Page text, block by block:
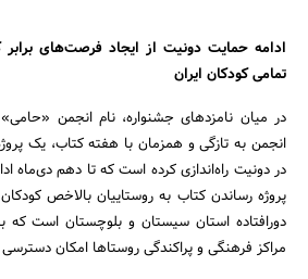
ادامه حمایت دونیت از ایجاد فرصت‌های
تمامی کودکان ایران
در میان نامزدهای جشنواره، نام انجمن
انجمن به تازگی و همزمان با هفته کتاب، یک
در دونیت راه‌اندازی کرده است که تا دهم
پروژه رساندن کتاب به روستاییان بالاخص
دورافتاده استان سیستان و بلوچستان است که
مراکز فرهنگی و پراکندگی روستاها امکان دسترسی